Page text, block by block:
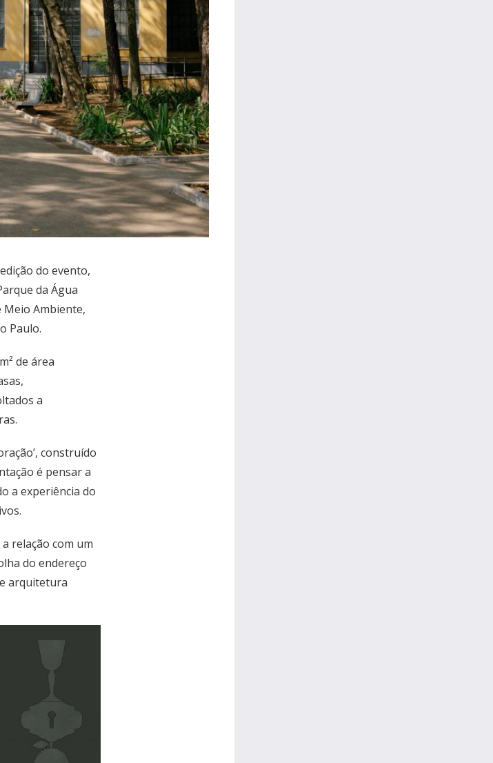
do evento,
da Água
Meio Ambiente,
Paulo.
de área
a
construído
é pensar a
a experiência do
relação com um
do endereço
arquitetura